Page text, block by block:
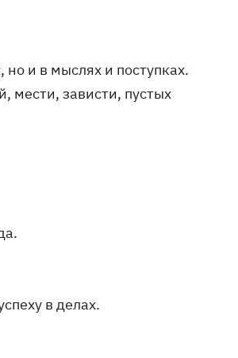
и в мыслях и поступках.
мести, зависти, пустых
в делах.